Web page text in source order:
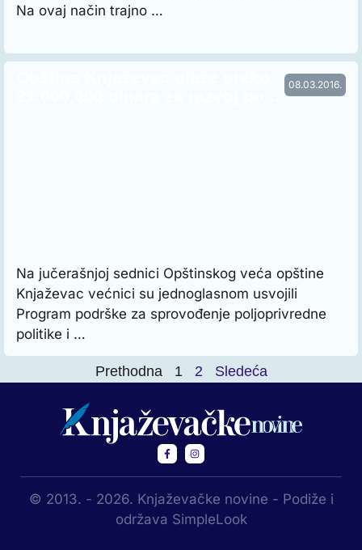
Na ovaj način trajno …
08.03.2016.
Na jučerašnjoj sednici Opštinskog veća opštine
Knjaževac većnici su jednoglasnom usvojili
Program podrške za sprovođenje poljoprivredne
politike i …
Prethodna 1 2 Sledeća
© 2013. - 2026. Knjaževačke novine - Podiže i
održava SimpleLook